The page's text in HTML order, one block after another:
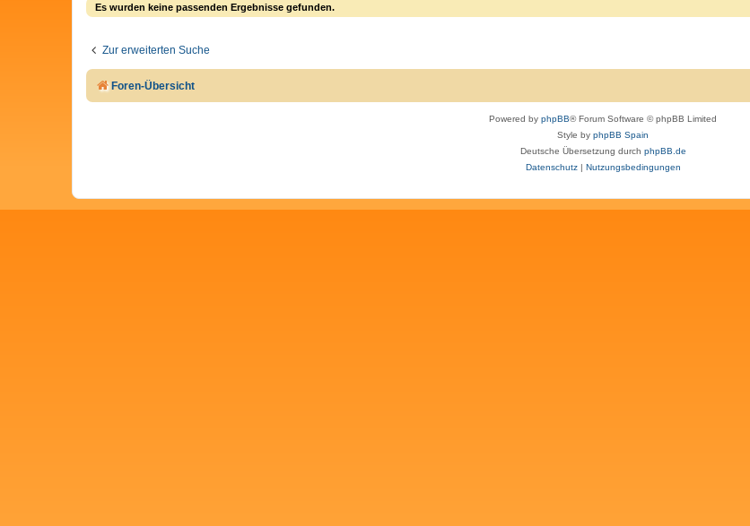
Es wurden keine passenden Ergebnisse gefunden.
Zur erweiterten Suche
Foren-Übersicht
Powered by phpBB® Forum Software © phpBB Limited
Style by phpBB Spain
Deutsche Übersetzung durch phpBB.de
Datenschutz| Nutzungsbedingungen